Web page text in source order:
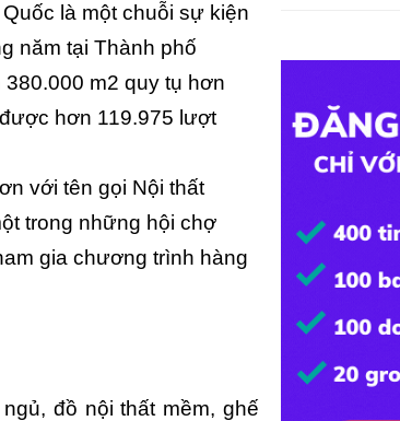
là một chuỗi sự kiện
năm tại Thành phố
m2 quy tụ hơn
hơn 119.975 lượt
với tên gọi Nội thất
trong những hội chợ
gia chương trình hàng
đồ nội thất mềm, ghế